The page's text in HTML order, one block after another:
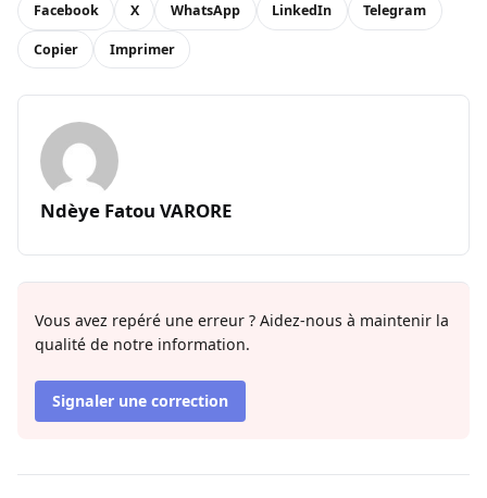
Facebook X WhatsApp LinkedIn Telegram
Copier Imprimer
Ndèye Fatou VARORE
Vous avez repéré une erreur ? Aidez-nous à maintenir la
qualité de notre information.
Signaler une correction